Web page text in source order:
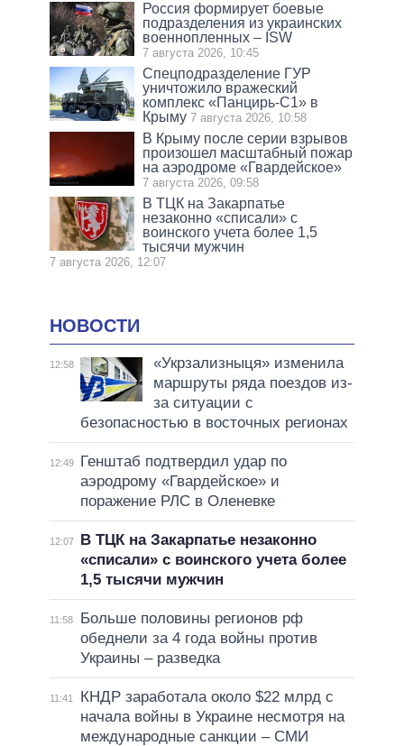
Россия формирует боевые
подразделения из украинских
военнопленных – ISW
7 августа 2026, 10:45
Спецподразделение ГУР
уничтожило вражеский
комплекс «Панцирь-С1» в
Крыму 7 августа 2026, 10:58
В Крыму после серии взрывов
произошел масштабный пожар
на аэродроме «Гвардейское»
7 августа 2026, 09:58
В ТЦК на Закарпатье
незаконно «списали» с
воинского учета более 1,5
тысячи мужчин
7 августа 2026, 12:07
НОВОСТИ
12:58
«Укрзализныця» изменила
маршруты ряда поездов из-
за ситуации с
безопасностью в восточных регионах
12:49
Генштаб подтвердил удар по
аэродрому «Гвардейское» и
поражение РЛС в Оленевке
12:07
В ТЦК на Закарпатье незаконно
«списали» с воинского учета более
1,5 тысячи мужчин
11:58
Больше половины регионов рф
обеднели за 4 года войны против
Украины – разведка
11:41
КНДР заработала около $22 млрд с
начала войны в Украине несмотря на
международные санкции – СМИ